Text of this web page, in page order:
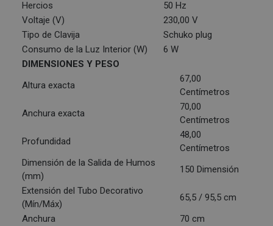
Hercios
50 Hz
Voltaje (V)
230,00 V
Tipo de Clavija
Schuko plug
Consumo de la Luz Interior (W)
6 W
DIMENSIONES Y PESO
Altura exacta
67,00
Centímetros
Anchura exacta
70,00
Centímetros
Profundidad
48,00
Centímetros
Dimensión de la Salida de Humos
(mm)
150 Dimensión
Extensión del Tubo Decorativo
(Mín/Máx)
65,5 / 95,5 cm
Anchura
70 cm